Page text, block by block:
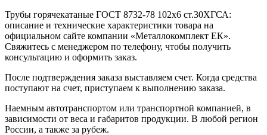
Трубы горячекатаные ГОСТ 8732-78 102x6 ст.30ХГСА:
описание и технические характеристики товара на
официальном сайте компании «Металлокомплект ЕК».
Свяжитесь с менеджером по телефону, чтобы получить
консультацию и оформить заказ.
После подтверждения заказа выставляем счет. Когда средства
поступают на счет, приступаем к выполнению заказа.
Наемным автотранспортом или транспортной компанией, в
зависимости от веса и габаритов продукции. В любой регион
России, а также за рубеж.